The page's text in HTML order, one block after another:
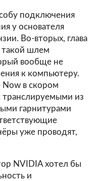
подключения
у основателя
Во-вторых, глава
такой шлем
вообще не
к компьютеру.
Now в скором
транслируемыми из
гарнитурами
уже проводят,
NVIDIA хотел бы
и